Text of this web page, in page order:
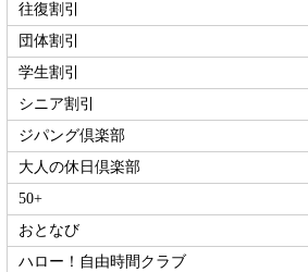
往復割引
団体割引
学生割引
シニア割引
ジパング倶楽部
大人の休日倶楽部
50+
おとなび
ハロー！自由時間クラブ